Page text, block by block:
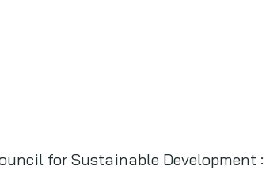
for Sustainable Development :